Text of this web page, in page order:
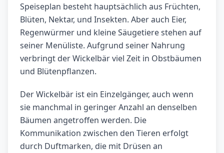
Speiseplan besteht hauptsächlich aus Früchten,
Blüten, Nektar, und Insekten. Aber auch Eier,
Regenwürmer und kleine Säugetiere stehen auf
seiner Menüliste. Aufgrund seiner Nahrung
verbringt der Wickelbär viel Zeit in Obstbäumen
und Blütenpflanzen.
Der Wickelbär ist ein Einzelgänger, auch wenn
sie manchmal in geringer Anzahl an denselben
Bäumen angetroffen werden. Die
Kommunikation zwischen den Tieren erfolgt
durch Duftmarken, die mit Drüsen an